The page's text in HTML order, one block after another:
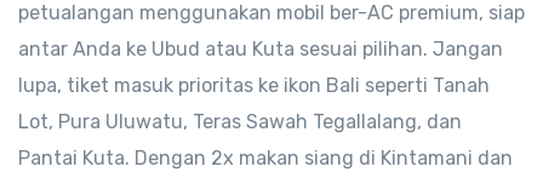
petualangan menggunakan mobil ber-AC premium, siap
antar Anda ke Ubud atau Kuta sesuai pilihan. Jangan
lupa, tiket masuk prioritas ke ikon Bali seperti Tanah
Lot, Pura Uluwatu, Teras Sawah Tegallalang, dan
Pantai Kuta. Dengan 2x makan siang di Kintamani dan